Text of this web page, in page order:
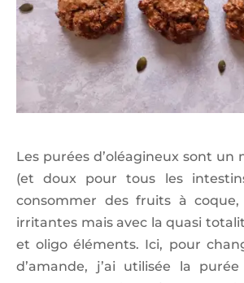
Les purées d’oléagineux sont un
(et doux pour tous les
consommer des fruits à
irritantes mais avec la quasi
et oligo éléments. Ici, pour
d’amande, j’ai utilisée la